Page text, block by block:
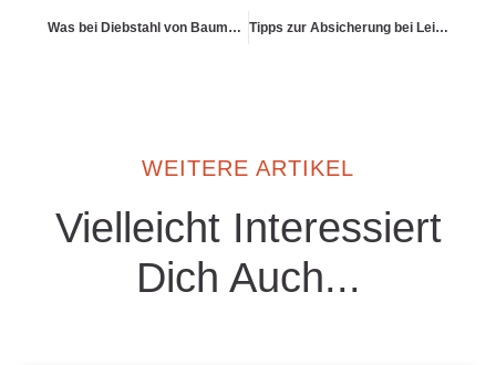
Was bei Diebstahl von Baumaterial auf Baustellen gilt Tipps zur Absicherung bei Leitungswasser
WEITERE ARTIKEL
Vielleicht Interessiert
Dich Auch...